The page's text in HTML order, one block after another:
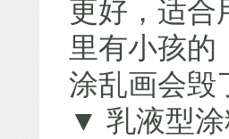
更好，适合
里有小孩的
涂乱画会毁
▼ 乳液型